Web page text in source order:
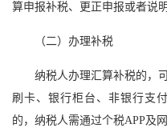
算申报补税、更正申报或者说
（二）办理补税
纳税人办理汇算补税的，
刷卡、银行柜台、非银行支
的，纳税人需通过个税APP及